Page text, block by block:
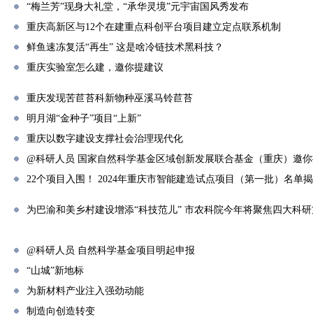
“梅兰芳”现身大礼堂，“承华灵境”元宇宙国风秀发布
重庆高新区与12个在建重点科创平台项目建立定点联系机制
鲜鱼速冻复活“再生” 这是啥冷链技术黑科技？
重庆实验室怎么建，邀你提建议
重庆发现苦苣苔科新物种巫溪马铃苣苔
明月湖“金种子”项目“上新”
重庆以数字建设支撑社会治理现代化
@科研人员 国家自然科学基金区域创新发展联合基金（重庆）邀
22个项目入围！ 2024年重庆市智能建造试点项目（第一批）名单
为巴渝和美乡村建设增添“科技范儿” 市农科院今年将聚焦四大科
@科研人员 自然科学基金项目明起申报
“山城”新地标
为新材料产业注入强劲动能
制造向创造转变